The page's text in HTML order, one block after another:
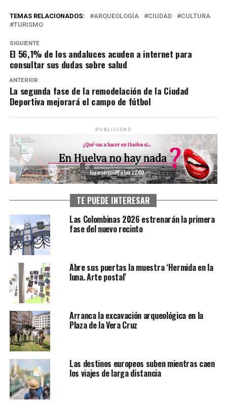
TEMAS RELACIONADOS: ARQUEOLOGÍA CIUDAD
CULTURA
TURISMO
SIGUIENTE
El 56,1% de los andaluces acuden a internet para
consultar sus dudas sobre salud
ANTERIOR
La segunda fase de la remodelación de la Ciudad
Deportiva mejorará el campo de fútbol
PUBLICIDAD
TE PUEDE INTERESAR
Las Colombinas 2026 estrenarán la primera
fase del nuevo recinto
Abre sus puertas la muestra ‘Hermida en la
luna. Arte postal’
Arranca la excavación arqueológica en la
Plaza de la Vera Cruz
Las destinos europeos suben mientras caen
los viajes de larga distancia